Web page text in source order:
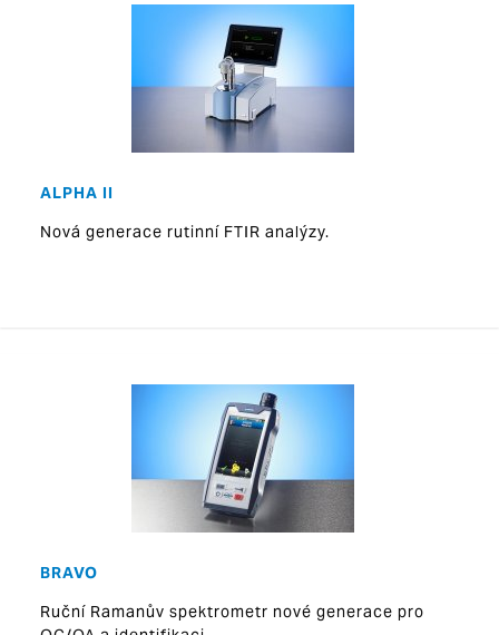
ALPHA II
Nová generace rutinní FTIR analýzy.
BRAVO
Ruční Ramanův spektrometr nové generace pro